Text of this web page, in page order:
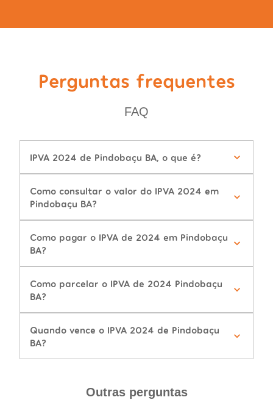
Perguntas frequentes
FAQ
IPVA 2024 de Pindobaçu BA, o que é?
Como consultar o valor do IPVA 2024 em
Pindobaçu BA?
Como pagar o IPVA de 2024 em Pindobaçu
BA?
Como parcelar o IPVA de 2024 Pindobaçu
BA?
Quando vence o IPVA 2024 de Pindobaçu
BA?
Outras perguntas